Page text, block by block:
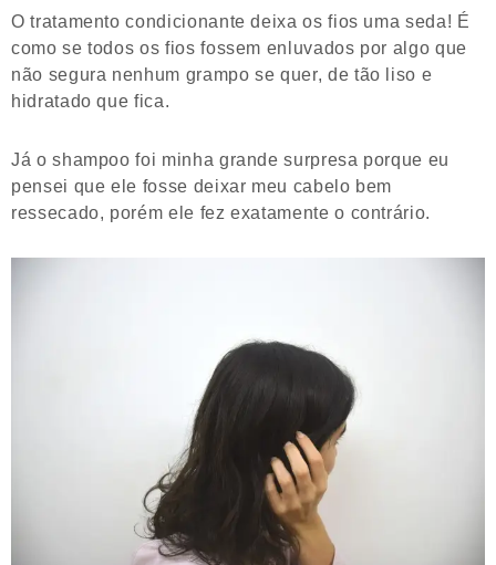
O tratamento condicionante deixa os fios uma seda! É
como se todos os fios fossem enluvados por algo que
não segura nenhum grampo se quer, de tão liso e
hidratado que fica.
Já o shampoo foi minha grande surpresa porque eu
pensei que ele fosse deixar meu cabelo bem
ressecado, porém ele fez exatamente o contrário.